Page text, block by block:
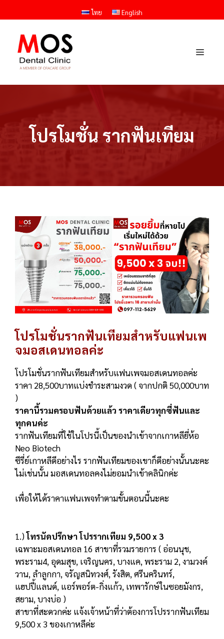
to
ไทย English
Menu
โปรโมชั่น รากฟันเทียม
โปรโมชั่นรากฟันเทียมสำหรับแฟนเพ
จมอสเดนทอลค่ะ
โปรโมชั่นรากฟันเทียมสำหรับแฟนเพจมอสเดนทอลค่ะ
ราคา 28,500บาทแบ่งชำระสามงวด ( จากปกติ 50,000บาท
)
ราคานี้รวมครอบฟันด้วยแล้ว ราคาเดียวทุกซี่ฟันและ
ทุกคนค่ะ
รากฟันเทียมที่ใช้ในโปรนี้เป็นของนำเข้าจากเกาหลียี่ห้อ
Neo Biotech
ซีรี่ย์เกาหลีดีอย่างไร รากฟันเทียมของเขาก็ดีอย่างนั้นนะคะ
ไม่เช่นนั้น มอสเดนทอลคงไม่ยอมนำเข้าคลินิกค่ะ
เพื่อให้ได้ราคาแฟนเพจทำตามขั้นตอนนี้นะคะ
1.)โทรนัดปรึกษา โปรรากเทียม 9,500 x 3
เฉพาะมอสเดนทอล 16 สาขาที่รวมรายการ ( อ่อนนุช,
พระราม4, อุดมสุข, เจริญนคร, บางแค, พระราม 2, งามวงค์
วาน, ลำลูกกา, จรัญสนิทวงศ์, รังสิต, ศรีนครินทร์,
แฮปปี้แลนด์, แอร์พอร์ต-กิ่งแก้ว, เทพารักษ์ในซอยมังกร,
สยาม, บางบ่อ )
สาขาที่สะดวกค่ะ แจ้งเจ้าหน้าที่ว่าต้องการโปรรากฟันเทียม
9,500 x 3 ของเกาหลีค่ะ